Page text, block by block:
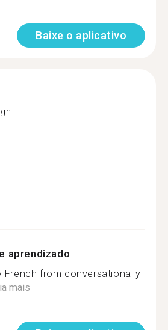
Baixe o aplicativo
aprendizado
French from conversationally
mais